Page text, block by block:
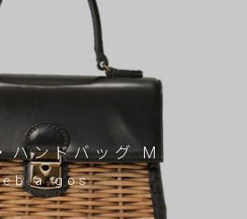
ハンドバッグ M
eb.a.gos